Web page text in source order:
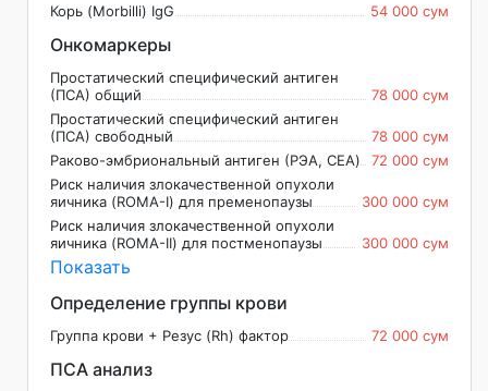
Корь (Morbilli) IgG 54 000 сум
Онкомаркеры
Простатический специфический антиген
(ПСА) общий
78 000 сум
Простатический специфический антиген
(ПСА) свободный
78 000 сум
Раково-эмбриональный антиген (РЭА, CEA)
72 000 сум
Риск наличия злокачественной опухоли
яичника (ROMA-I) для пременопаузы
300 000 сум
Риск наличия злокачественной опухоли
яичника (ROMA-II) для постменопаузы
300 000 сум
Показать
Определение группы крови
Группа крови + Резус (Rh) фактор 72 000 сум
ПСА анализ